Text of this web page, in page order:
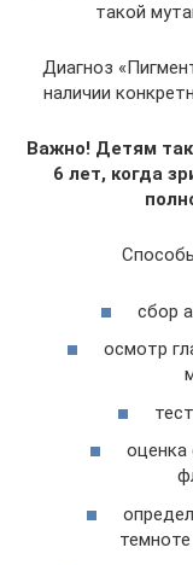
такой
Диагноз
наличии
Важно! Детям
6 лет, когда
сбор
осмотр
оценка